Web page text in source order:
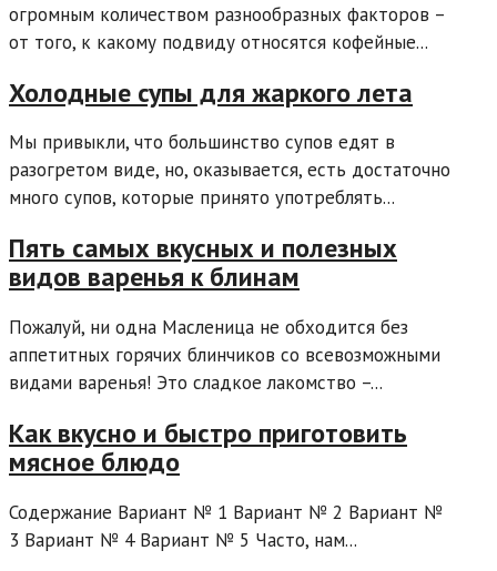
огромным количеством разнообразных факторов –
от того, к какому подвиду относятся кофейные...
Холодные супы для жаркого лета
Мы привыкли, что большинство супов едят в
разогретом виде, но, оказывается, есть достаточно
много супов, которые принято употреблять...
Пять самых вкусных и полезных
видов варенья к блинам
Пожалуй, ни одна Масленица не обходится без
аппетитных горячих блинчиков со всевозможными
видами варенья! Это сладкое лакомство –...
Как вкусно и быстро приготовить
мясное блюдо
Содержание Вариант № 1 Вариант № 2 Вариант №
3 Вариант № 4 Вариант № 5 Часто, нам...